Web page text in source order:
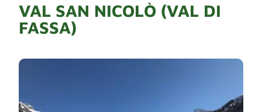
VAL SAN NICOLÒ (VAL DI
FASSA)